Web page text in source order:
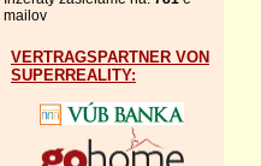
mailov
VERTRAGSPARTNER VON
SUPERREALITY: